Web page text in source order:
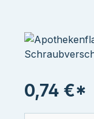
0,74 €*